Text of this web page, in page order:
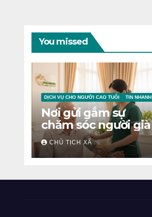
You missed
DỊCH VỤ CHO NGƯỜI CAO TUỔI TIN NHANH
Nơi gửi gắm sự
chăm sóc người già
CHỦ TỊCH XÃ